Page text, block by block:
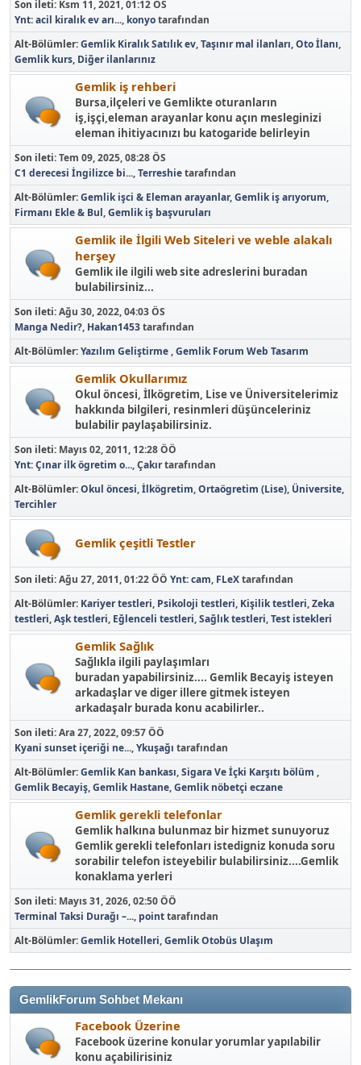
Son ileti: Ksm 11, 2021, 01:12 ÖS
Ynt: acil kiralık ev arı..., konyotarafından
Alt-Bölümler Gemlik Kiralık Satılık ev Taşınır mal ilanları Oto İlanı
Gemlik kurs Diğer ilanlarınız
Gemlik iş rehberi
Bursa,ilçeleri ve Gemlikte oturanların
iş,işçi,eleman arayanlar konu açın mesleginizi
eleman ihitiyacınızı bu katogaride belirleyin
Son ileti:Tem 09, 2025, 08:28 ÖS
C1 derecesi İngilizce bi...,Terreshietarafından
Alt-Bölümler Gemlik işci & Eleman arayanlar Gemlik iş arıyorum
Firmanı Ekle & Bul Gemlik iş başvuruları
Gemlik ile İlgili Web Siteleri ve weble alakalı
herşey
Gemlik ile ilgili web site adreslerini buradan
bulabilirsiniz...
Son ileti:Ağu 30, 2022, 04:03 ÖS
Manga Nedir?, Hakan1453tarafından
Alt-Bölümler Yazılım Geliştirme Gemlik Forum Web Tasarım
Gemlik Okullarımız
Okul öncesi, İlkögretim, Lise ve Üniversitelerimiz
hakkında bilgileri, resinmleri düşünceleriniz
bulabilir paylaşabilirsiniz.
Son ileti: Mayıs 02, 2011, 12:28 ÖÖ
Ynt: Çınar ilk ögretim o...,Çakırtarafından
Alt-Bölümler Okul öncesi İlkögretim Ortaögretim (Lise) Üniversite
Tercihler
Gemlik çeşitli Testler
Son ileti:Ağu 27, 2011, 01:22 ÖÖ Ynt: cam, FLeXtarafından
Alt-Bölümler Kariyer testleri Psikoloji testleri Kişilik testleri Zeka
testleri Aşk testleri Eğlenceli testleri Sağlık testleri Test istekleri
Gemlik Sağlık
Sağlıkla ilgili paylaşımları
buradan yapabilirsiniz.... Gemlik Becayiş isteyen
arkadaşlar ve diger illere gitmek isteyen
arkadaşalr burada konu acabilirler..
Son ileti:Ara 27, 2022, 09:57 ÖÖ
Kyani sunset içeriği ne...,Ykuşağı tarafından
Alt-Bölümler Gemlik Kan bankası Sigara Ve İçki Karşıtı bölüm
Gemlik Becayiş Gemlik Hastane Gemlik nöbetçi eczane
Gemlik gerekli telefonlar
Gemlik halkına bulunmaz bir hizmet sunuyoruz
Gemlik gerekli telefonları istedigniz konuda soru
sorabilir telefon isteyebilir bulabilirsiniz....Gemlik
konaklama yerleri
Son ileti: Mayıs 31, 2026, 02:50 ÖÖ
Terminal Taksi Durağı –..., pointtarafından
Alt-Bölümler Gemlik Hotelleri Gemlik Otobüs Ulaşım
GemlikForum Sohbet Mekanı
Facebook Üzerine
Facebook üzerine konular yorumlar yapılabilir
konu açabilirisiniz